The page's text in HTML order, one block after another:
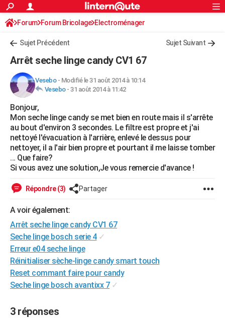
ACTUALITÉS
Politique
Société
Faits Divers
Education
Monde
Villes
+
FINANCE
Retraite
Impôts
Epargne
Immobilier
Risques naturels par ville
Banque
Assurance
Crédit
AUTO
Essais
Réserver un essai
Citadines
Berlines
SUV
Forum auto
+HIGH-TECH
Mobiles
Meilleur smartphone
Internet
Ordinateurs
Jeux vidéo
Guide high-tech
+BRICOLAGE
Forum
Aménagement intérieur
Extérieur
Cuisine
Salle de bains
Jardinage
Rangement
WEEK-END
Art de vivre
Bien-être
Loisirs
Mode
Modes de vie
Alimentation
Guide de la santé
Maladies
Médicaments
Sommeil
Destinations
City break
Voyage nature
Voyage de noces
Forum
Climat
+PHOTO
GUIDES D'ACHAT
BONS PLANS
Carte de Noël
Carte Bonne année
Carte Saint-Valentin
Carte Pâques
Carte d'anniversaire
DICTIONNAIRE
S'inscrire
Connexion
Forum Forum Bricolage Electroménager
Sujet Précédent Sujet Suivant
Arrêt seche linge candy CV1 67
Vesebo- Modifié le 31 août 2014 à 10:14
Vesebo- 31 août 2014 à 11:42
Bonjour,
Mon seche linge candy se met bien en route mais il s'arrête
au bout d'environ 3 secondes. Le filtre est propre et j'ai
nettoyé l'évacuation à l'arrière, enlevé le dessus pour
nettoyer, il a l'air bien propre et pourtant il me laisse tomber
... Que faire?
Si vous avez une solution,Je vous remercie d'avance !
Répondre (3) Partager
A voir également:
Arrêt seche linge candy CV1 67
Seche linge bosch serie 4 ✓
Erreur e04 seche linge
Réinitialiser sèche-linge candy smart touch
Reset commant faire pour candy
Seche linge bosch avantixx 7 ✓
3 réponses